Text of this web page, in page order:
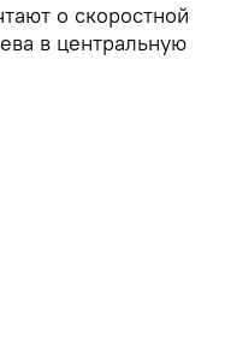
о скоростной
в центральную